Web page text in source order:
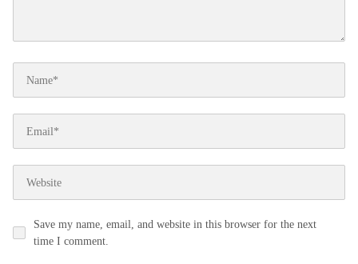
Save my name, email, and website in this browser for the next
time I comment.